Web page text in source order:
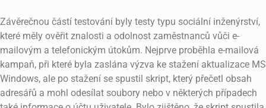
Závěrečnou částí testování byly testy typu sociální inženýrství,
které měly ověřit znalosti a odolnost zaměstnanců vůči e-
mailovým a telefonickým útokům. Nejprve proběhla e-mailová
kampaň, při které byla zaslána výzva ke stažení aktualizace MS
Windows, ale po stažení se spustil skript, který přečetl obsah
adresářů a mohl odesílat soubory nebo v některých případech